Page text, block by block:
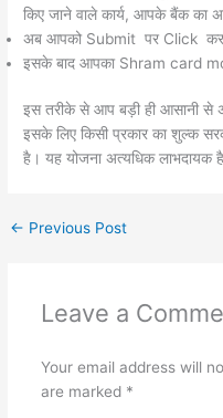
किए जाने वाले कार्य, आपके बैंक का
अब आपको Submit पर Click
इसके बाद आपका Shram card
इस तरीके से आप बड़ी ही आसानी से
इसके लिए किसी प्रकार का शुल्क
है। यह योजना अत्यधिक लाभदायक
← Previous Post
Leave a
Your email address will
are marked *